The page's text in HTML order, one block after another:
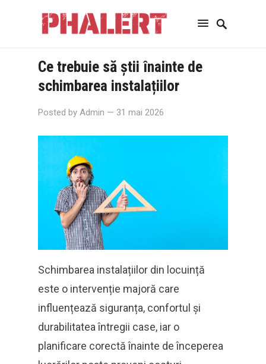
Ce trebuie să știi înainte de
schimbarea instalațiilor
Posted by Admin — 31 mai 2026
Schimbarea instalațiilor din locuință
este o intervenție majoră care
influențează siguranța, confortul și
durabilitatea întregii case, iar o
planificare corectă înainte de începerea